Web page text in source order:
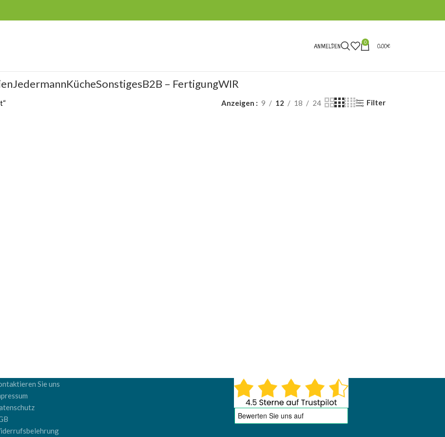
ANMELDEN 0 0,00€
JedermannKücheSonstigesB2B – FertigungWIR
Anzeigen 9 12 18 24 Filter
Sie uns